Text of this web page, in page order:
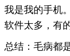
我是我的手机
软件太多，有
总结：毛病都